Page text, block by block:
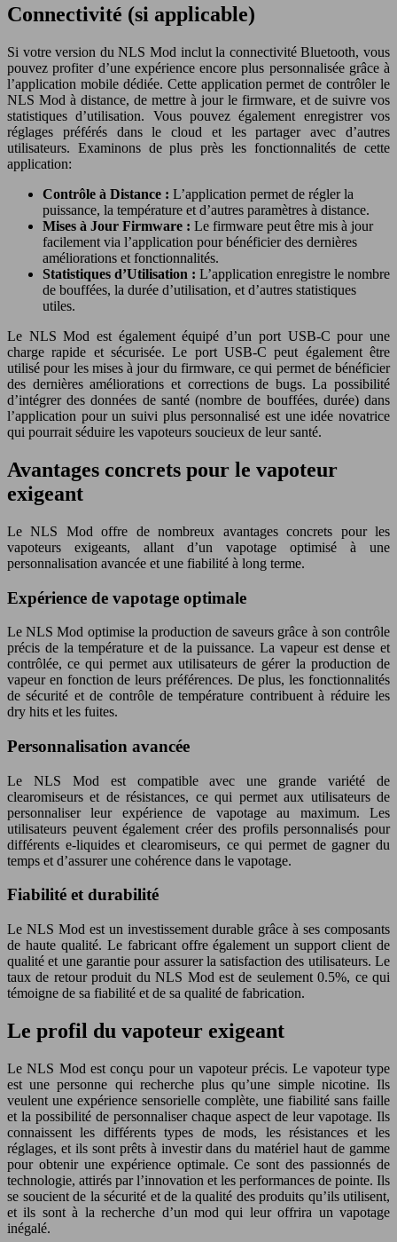
Connectivité (si applicable)
Si votre version du NLS Mod inclut la connectivité Bluetooth, vous
pouvez profiter d’une expérience encore plus personnalisée grâce à
l’application mobile dédiée. Cette application permet de contrôler le
NLS Mod à distance, de mettre à jour le firmware, et de suivre vos
statistiques d’utilisation. Vous pouvez également enregistrer vos
réglages préférés dans le cloud et les partager avec d’autres
utilisateurs. Examinons de plus près les fonctionnalités de cette
application:
Contrôle à Distance : L’application permet de régler la
puissance, la température et d’autres paramètres à distance.
Mises à Jour Firmware : Le firmware peut être mis à jour
facilement via l’application pour bénéficier des dernières
améliorations et fonctionnalités.
Statistiques d’Utilisation : L’application enregistre le nombre
de bouffées, la durée d’utilisation, et d’autres statistiques
utiles.
Le NLS Mod est également équipé d’un port USB-C pour une
charge rapide et sécurisée. Le port USB-C peut également être
utilisé pour les mises à jour du firmware, ce qui permet de bénéficier
des dernières améliorations et corrections de bugs. La possibilité
d’intégrer des données de santé (nombre de bouffées, durée) dans
l’application pour un suivi plus personnalisé est une idée novatrice
qui pourrait séduire les vapoteurs soucieux de leur santé.
Avantages concrets pour le vapoteur
exigeant
Le NLS Mod offre de nombreux avantages concrets pour les
vapoteurs exigeants, allant d’un vapotage optimisé à une
personnalisation avancée et une fiabilité à long terme.
Expérience de vapotage optimale
Le NLS Mod optimise la production de saveurs grâce à son contrôle
précis de la température et de la puissance. La vapeur est dense et
contrôlée, ce qui permet aux utilisateurs de gérer la production de
vapeur en fonction de leurs préférences. De plus, les fonctionnalités
de sécurité et de contrôle de température contribuent à réduire les
dry hits et les fuites.
Personnalisation avancée
Le NLS Mod est compatible avec une grande variété de
clearomiseurs et de résistances, ce qui permet aux utilisateurs de
personnaliser leur expérience de vapotage au maximum. Les
utilisateurs peuvent également créer des profils personnalisés pour
différents e-liquides et clearomiseurs, ce qui permet de gagner du
temps et d’assurer une cohérence dans le vapotage.
Fiabilité et durabilité
Le NLS Mod est un investissement durable grâce à ses composants
de haute qualité. Le fabricant offre également un support client de
qualité et une garantie pour assurer la satisfaction des utilisateurs. Le
taux de retour produit du NLS Mod est de seulement 0.5%, ce qui
témoigne de sa fiabilité et de sa qualité de fabrication.
Le profil du vapoteur exigeant
Le NLS Mod est conçu pour un vapoteur précis. Le vapoteur type
est une personne qui recherche plus qu’une simple nicotine. Ils
veulent une expérience sensorielle complète, une fiabilité sans faille
et la possibilité de personnaliser chaque aspect de leur vapotage. Ils
connaissent les différents types de mods, les résistances et les
réglages, et ils sont prêts à investir dans du matériel haut de gamme
pour obtenir une expérience optimale. Ce sont des passionnés de
technologie, attirés par l’innovation et les performances de pointe. Ils
se soucient de la sécurité et de la qualité des produits qu’ils utilisent,
et ils sont à la recherche d’un mod qui leur offrira un vapotage
inégalé.